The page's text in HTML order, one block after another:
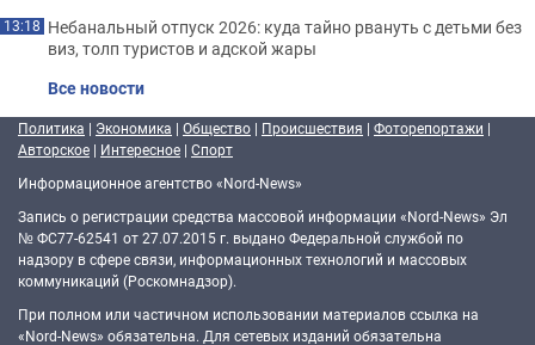
13:18 Небанальный отпуск 2026: куда тайно рвануть с детьми без
виз, толп туристов и адской жары
Все новости
Политика | Экономика | Общество | Происшествия | Фоторепортажи |
Авторское | Интересное | Спорт
Информационное агентство «Nord-News»
Запись о регистрации средства массовой информации «Nord-News» Эл
№ ФС77-62541 от 27.07.2015 г. выдано Федеральной службой по
надзору в сфере связи, информационных технологий и массовых
коммуникаций (Роскомнадзор).
При полном или частичном использовании материалов ссылка на
«Nord-News» обязательна. Для сетевых изданий обязательна